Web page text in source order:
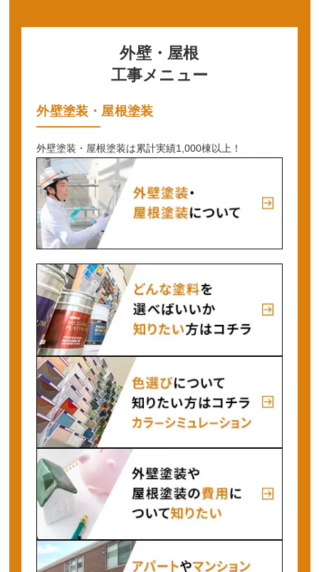
外壁・屋根
工事メニュー
外壁塗装・屋根塗装
外壁塗装・屋根塗装は累計実績1,000棟以上！